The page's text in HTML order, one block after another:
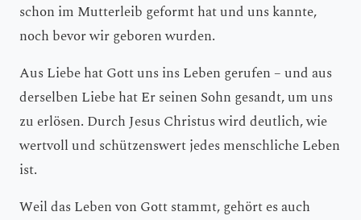
schon im Mutterleib geformt hat und uns kannte,
noch bevor wir geboren wurden.
Aus Liebe hat Gott uns ins Leben gerufen – und aus
derselben Liebe hat Er seinen Sohn gesandt, um uns
zu erlösen. Durch Jesus Christus wird deutlich, wie
wertvoll und schützenswert jedes menschliche Leben
ist.
Weil das Leben von Gott stammt, gehört es auch